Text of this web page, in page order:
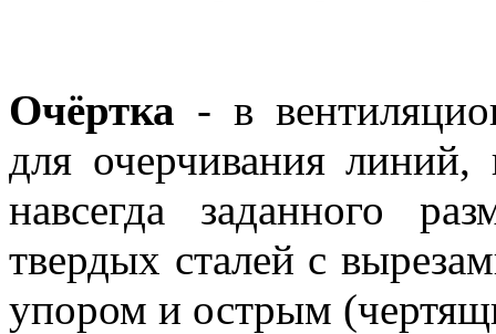
Очёртка - в
для очерчивания линий,
навсегда заданного
твердых сталей с
упором и острым